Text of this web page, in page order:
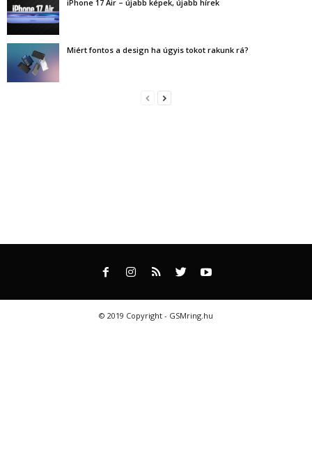
iPhone 17 Air – újabb képek, újabb hírek
Miért fontos a design ha úgyis tokot rakunk rá?
© 2019 Copyright - GSMring.hu